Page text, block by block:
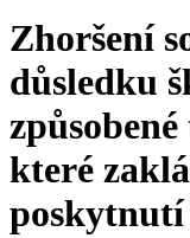
Zhoršení
důsledku
které
poskytnutí